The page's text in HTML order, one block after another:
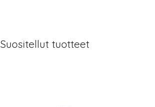
Suositellut tuotteet